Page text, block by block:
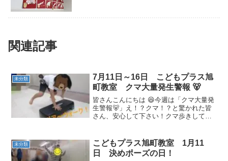
関連記事
未分類
7月11日～16日 こどもプラス旭
町教室 クマ大量発生警報 🐻
皆さんこんにちは 😆今週は「クマ大量発
生警報🐻」え！？クマ！？と驚かれた皆
さん、安心して下さい！クマ歩きしてい
です！まずは安定のベアーウォーク🐻 🚶
段差を跨ぐのもお手の...
未分類
こどもプラス旭町教室 1月11
日 決めポーズの日！